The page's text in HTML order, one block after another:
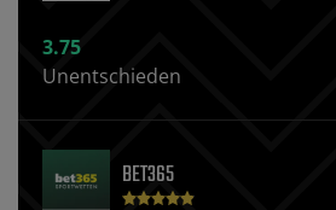
3.75
Unentschieden
BET365